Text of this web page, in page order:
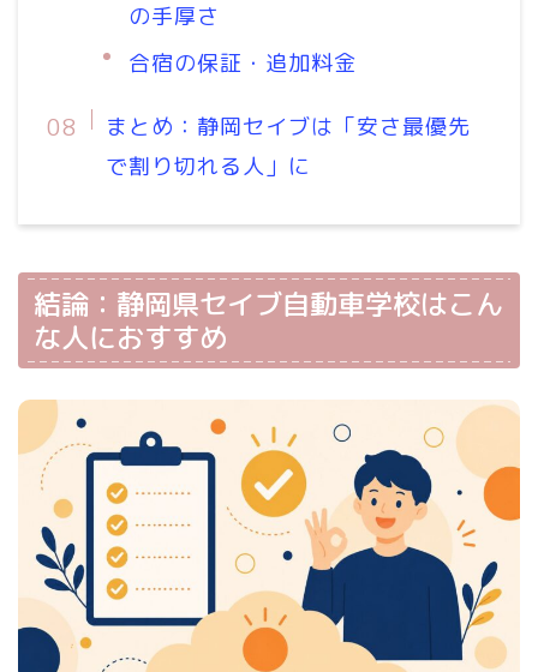
の手厚さ
合宿の保証・追加料金
まとめ：静岡セイブは「安さ最優先
で割り切れる人」に
結論：静岡県セイブ自動車学校はこん
な人におすすめ